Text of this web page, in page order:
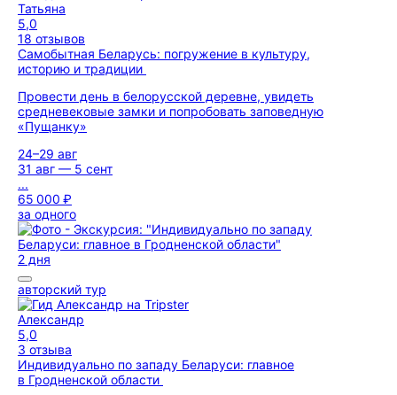
Татьяна
5,0
18 отзывов
Самобытная Беларусь: погружение в культуру,
историю и традиции
Провести день в белорусской деревне, увидеть
средневековые замки и попробовать заповедную
«Пущанку»
24–29 авг
31 авг — 5 сент
...
65 000 ₽
за одного
2 дня
авторский тур
Александр
5,0
3 отзыва
Индивидуально по западу Беларуси: главное
в Гродненской области